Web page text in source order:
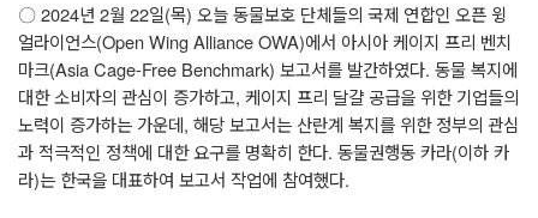
〇2024년 2월 22일(목) 오늘 동물보호 단체들의 국제 연합인 오픈 윙
얼라이언스(Open Wing Alliance OWA)에서 아시아 케이지 프리 벤치
마크(Asia Cage-Free Benchmark) 보고서를 발간하였다. 동물 복지에
대한 소비자의 관심이 증가하고, 케이지 프리 달걀 공급을 위한 기업들의
노력이 증가하는 가운데, 해당 보고서는 산란계 복지를 위한 정부의 관심
과 적극적인 정책에 대한 요구를 명확히 한다. 동물권행동 카라(이하 카
라)는 한국을 대표하여 보고서 작업에 참여했다.